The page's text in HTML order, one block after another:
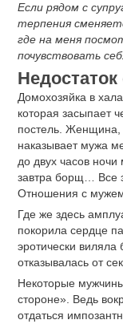
Если рядом с
терпения
где на меня
почувствовать
Недостаток
Домохозяйка в
которая засыпает
постель. Женщина,
наказывает мужа
до двух часов ночи
завтра борщ… Все
Отношения с
Где же здесь
покорила сердце
эротически виляла
отказывалась от
Некоторые
стороне». Ведь
отдаться